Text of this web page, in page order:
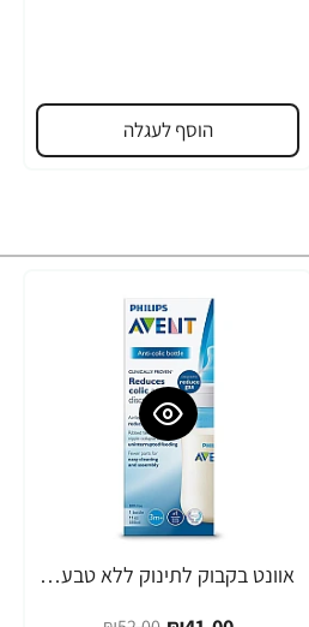
הוסף לעגלה
-21%
אוונט בקבוק לתינוק ללא טבעת 260 מ"ל (1 חודש+) 1 יחידה - מבית Philips Avent